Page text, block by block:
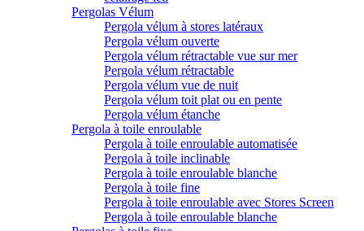
Pergolas Vélum
Pergola vélum à stores latéraux
Pergola vélum ouverte
Pergola vélum rétractable vue sur mer
Pergola vélum rétractable
Pergola vélum vue de nuit
Pergola vélum toit plat ou en pente
Pergola vélum étanche
Pergola à toile enroulable
Pergola à toile enroulable automatisée
Pergola à toile inclinable
Pergola à toile enroulable blanche
Pergola à toile fine
Pergola à toile enroulable avec Stores Screen
Pergola à toile enroulable blanche